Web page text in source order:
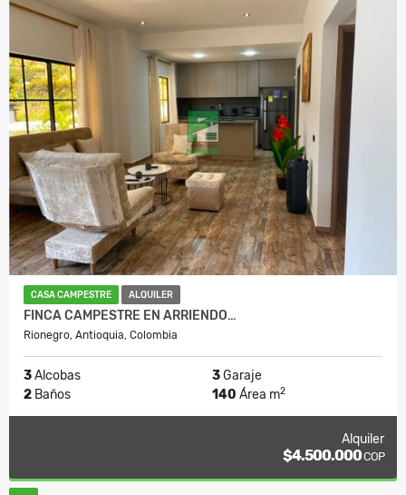
CASA CAMPESTRE ALQUILER
FINCA CAMPESTRE EN ARRIENDO…
Rionegro, Antioquia, Colombia
3Alcobas 3Garaje
2 Baños 140 Área m2
Alquiler
$4.500.000COP